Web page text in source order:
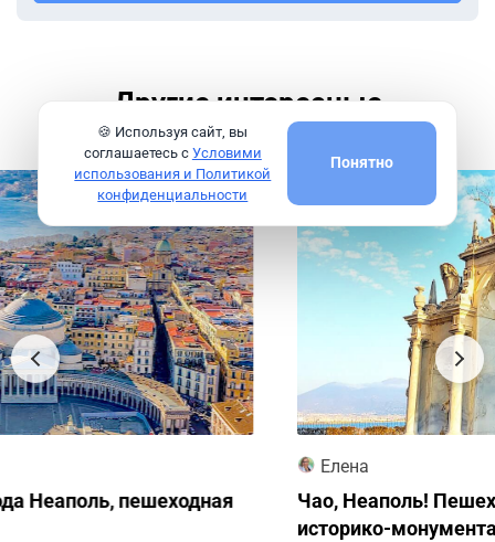
Другие интересные
экскурсии
Индивидуальная
Чао, Неаполь! Пешеходная экскурсия в
историко-монументальном центре
🍪 Используя сайт, вы
соглашаетесь с Условими
использования и Политикой
конфиденциальности
Понятно